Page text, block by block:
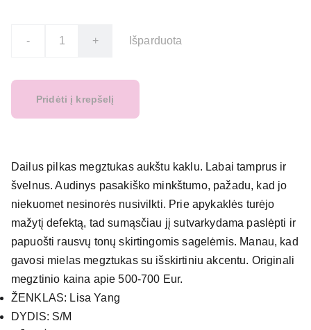
- + Išparduota
Pridėti į krepšelį
Dailus pilkas megztukas aukštu kaklu. Labai tamprus ir
švelnus. Audinys pasakiško minkštumo, pažadu, kad jo
niekuomet nesinorės nusivilkti. Prie apykaklės turėjo
mažytį defektą, tad sumąsčiau jį sutvarkydama paslėpti ir
papuošti rausvų tonų skirtingomis sagelėmis. Manau, kad
gavosi mielas megztukas su išskirtiniu akcentu. Originali
megztinio kaina apie 500-700 Eur.
ŽENKLAS: Lisa Yang
DYDIS: S/M